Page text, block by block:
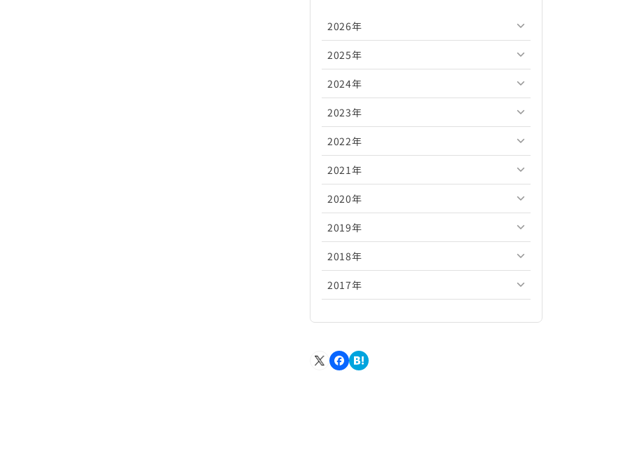
2026年
2026年8月
2026年7月
2026年6月
2026年5月
2026年4月
2026年3月
2026年2月
2026年1月
2025年
2025年12月
2025年11月
2025年10月
2025年9月
2025年8月
2025年7月
2025年6月
2025年5月
2025年2月
2024年
2024年12月
2024年11月
2024年10月
2024年9月
2024年8月
2024年7月
2024年6月
2024年3月
2023年
2023年12月
2023年11月
2023年10月
2023年9月
2023年8月
2023年7月
2023年4月
2022年
2022年12月
2022年11月
2022年10月
2022年9月
2022年8月
2022年5月
2021年
2021年12月
2021年11月
2021年10月
2021年9月
2021年6月
2020年
2020年12月
2020年11月
2020年10月
2020年7月
2019年
2019年12月
2019年11月
2019年8月
2018年
2018年12月
2018年9月
2017年
2017年10月